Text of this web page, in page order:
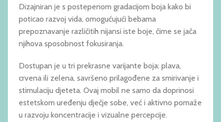
Dizajniran je s postepenom gradacijom boja kako bi
poticao razvoj vida, omogućujući bebama
prepoznavanje različitih nijansi iste boje, čime se jača
njihova sposobnost fokusiranja.
Dostupan je u tri prekrasne varijante boja: plava,
crvena ili zelena, savršeno prilagođene za smirivanje i
stimulaciju djeteta. Ovaj mobil ne samo da doprinosi
estetskom uređenju dječje sobe, već i aktivno pomaže
u razvoju koncentracije i vizualne percepcije.